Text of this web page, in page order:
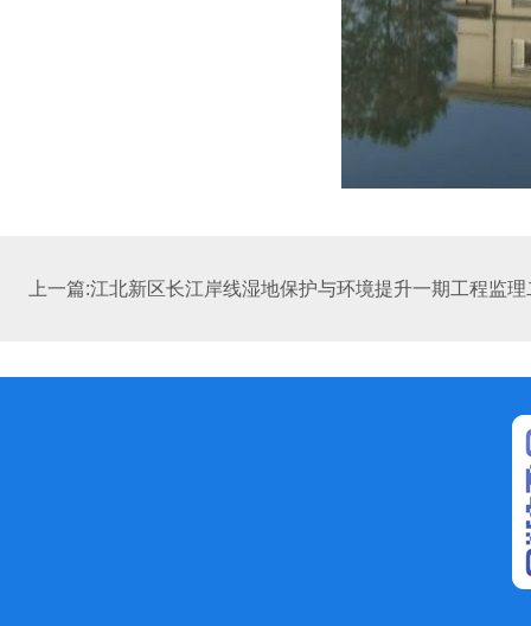
上一篇:江北新区长江岸线湿地保护与环境提升一期工程监理